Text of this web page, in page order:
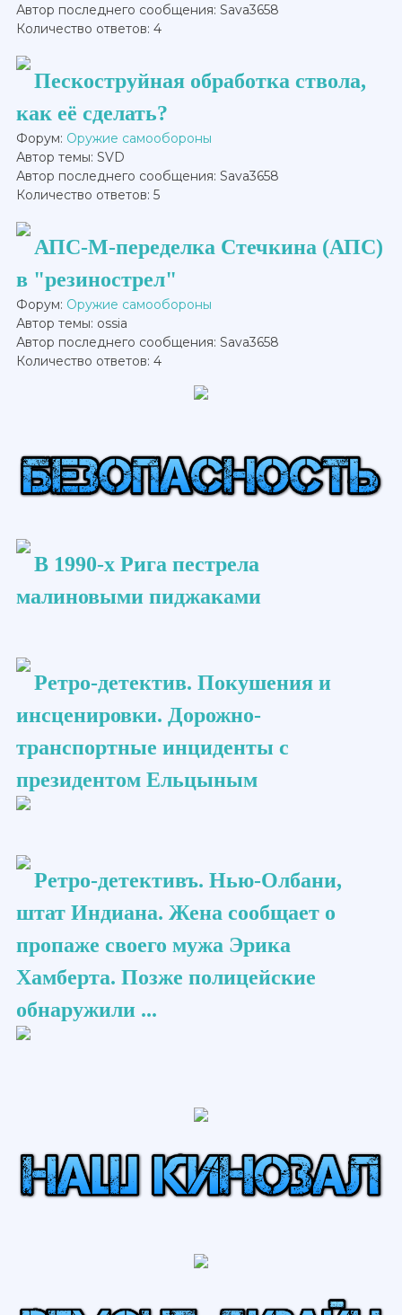
Автор последнего сообщения: Sava3658
Количество ответов: 4
Пескоструйная обработка ствола,
как её сделать?
Форум: Оружие самообороны
Автор темы: SVD
Автор последнего сообщения: Sava3658
Количество ответов: 5
АПС-М-переделка Стечкина (АПС)
в "резинострел"
Форум: Оружие самообороны
Автор темы: ossia
Автор последнего сообщения: Sava3658
Количество ответов: 4
В 1990-х Рига пестрела
малиновыми пиджаками
Ретро-детектив. Покушения и
инсценировки. Дорожно-
транспортные инциденты с
президентом Ельцыным
Ретро-детективъ. Нью-Олбани,
штат Индиана. Жена сообщает о
пропаже своего мужа Эрика
Хамберта. Позже полицейские
обнаружили ...